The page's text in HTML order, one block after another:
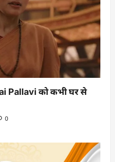
Pallavi को कभी घर से
0